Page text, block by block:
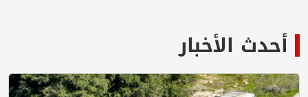
أحدث الأخبار